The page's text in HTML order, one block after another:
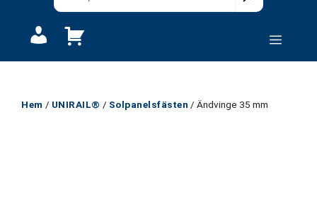
Meny
Hem / UNIRAIL® / Solpanelsfästen / Ändvinge 35 mm